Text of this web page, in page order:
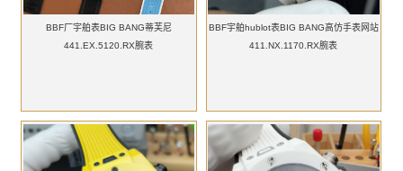
BBF厂宇舶表BIG BANG蒂芙尼
441.EX.5120.RX腕表
BBF宇舶hublot表BIG BANG高仿手表网站
411.NX.1170.RX腕表